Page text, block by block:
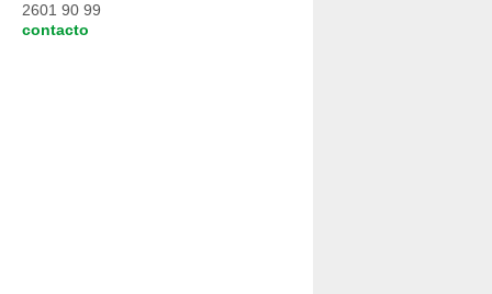
2601 90 99
contacto